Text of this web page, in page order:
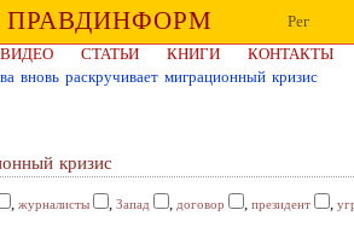
ПРАВДИНФОРМ
Рег
ВИДЕО СТАТЬИ КНИГИ КОНТАКТЫ
раскручивает миграционный кризис
кризис
, журналисты , Запад , договор , президент ,